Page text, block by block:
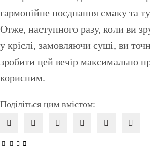
гармонійне поєднання смаку та
Отже, наступного разу, коли ви
у кріслі, замовляючи суші, ви
зробити цей вечір максимально
корисним.
Поділіться цим вмістом: